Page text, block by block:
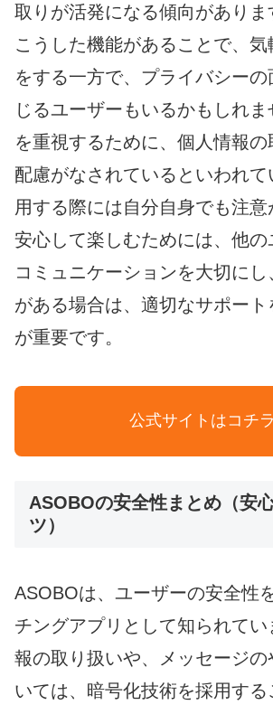
取りが活発になる傾向がありま
こうした機能があることで、気
をする一方で、プライバシー
じるユーザーもいるかもしれ
を重視するために、個人情報の
配慮がなされているといわれて
用する際には自分自身でも注意
安心して楽しむためには、他の
コミュニケーションを大切に
がある場合は、適切なサポート
が重要です。
公式サイトはコチラ
ASOBOの安全性まとめ（安
ツ）
ASOBOは、ユーザーの安全性
チングアプリとして知られて
報の取り扱いや、メッセージの
いては、暗号化技術を採用する